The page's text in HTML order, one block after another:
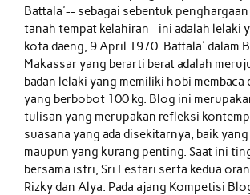
Battala'-- sebagai sebentuk penghargaan
tanah tempat kelahiran--ini adalah lelaki
kota daeng, 9 April 1970. Battala' dalam
Makassar yang berarti berat adalah
badan lelaki yang memiliki hobi membaca
yang berbobot 100 kg. Blog ini
tulisan yang merupakan refleksi
suasana yang ada disekitarnya, baik yang
maupun yang kurang penting. Saat ini
bersama istri, Sri Lestari serta kedua
Rizky dan Alya. Pada ajang Kompetisi